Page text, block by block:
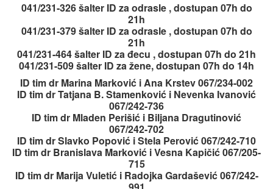
041/231-326 šalter ID za odrasle , dostupan 07h do
21h
041/231-379 šalter ID za odrasle , dostupan 07h do
21h
041/231-464 šalter ID za đecu , dostupan 07h do 21h
041/231-509 šalter ID za žene, dostupan 07h do 14h
ID tim dr Marina Marković i Ana Krstev 067/234-002
ID tim dr Tatjana B. Stamenković i Nevenka Ivanović
067/242-736
ID tim dr Mladen Perišić i Biljana Dragutinović
067/242-702
ID tim dr Slavko Popović i Stela Perović 067/242-710
ID tim dr Branislava Marković i Vesna Kapičić 067/205-
715
ID tim dr Marija Vuletić i Radojka Gardašević 067/242-